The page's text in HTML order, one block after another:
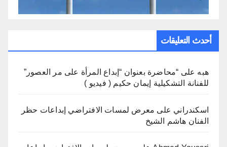
أحدث التعليقات
هبه على “محاضرة بعنوان “إبداع المرأة على مر العصور”
للفنانة التشكيلية إيمان حكيم ( فيديو )
اسكندراني على معرض لمسات الافتراضي إبداعات حظر
الفنان هاشم الشيخ